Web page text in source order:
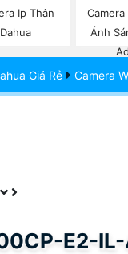
Ip Thân
Dahua
Camera
Ánh
Giá Rẻ Camera
E2-